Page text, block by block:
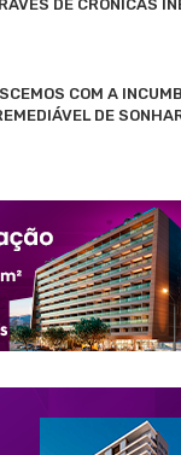
DE CRÔNICAS
COM A
DE